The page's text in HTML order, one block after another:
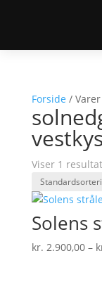
Forside /
Viser 1 resultat
Solens
kr. 2.900,00 –